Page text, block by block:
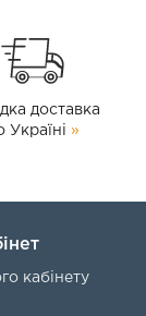
доставка
Україні »
кабінету